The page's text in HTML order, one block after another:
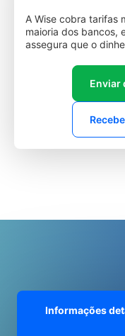
A Wise cobra tarifas
maioria dos bancos,
assegura que o
Enviar
Informações